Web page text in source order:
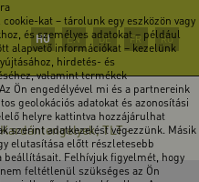
kat – tárolunk egy eszközön vagy
és személyes adatokat – például
alapvető információkat – kezelünk
hirdetés- és
valamint termékek
Ön engedélyével mi és a partnereink
geolokációs adatokat és azonosítási
helyre kattintva hozzájárulhat
szerint adatkezelést végezzünk. Másik
elutasítása előtt részletesebb
Felhívjuk figyelmét, hogy
feltétlenül szükséges az Ön
HU EN DE FR RO
TLT-